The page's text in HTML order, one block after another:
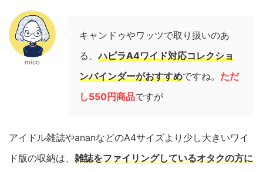
mico
キャンドゥやワッツで取り扱いのあ
る、ハピラA4ワイド対応コレクショ
ンバインダーがおすすめですね。 ただ
し550円商品ですが
アイドル雑誌やananなどのA4サイズより少し大きいワイ
ド版の収納は、 雑誌をファイリングしているオタクの方に